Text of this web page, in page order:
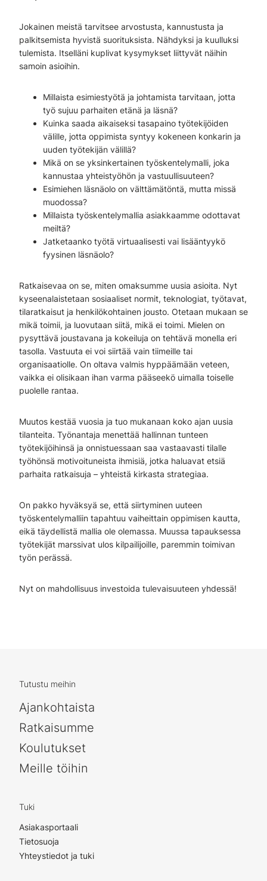
Jokainen meistä tarvitsee arvostusta, kannustusta ja
palkitsemista hyvistä suorituksista. Nähdyksi ja kuulluksi
tulemista. Itselläni kuplivat kysymykset liittyvät näihin
samoin asioihin.
Millaista esimiestyötä ja johtamista tarvitaan, jotta
työ sujuu parhaiten etänä ja läsnä?
Kuinka saada aikaiseksi tasapaino työtekijöiden
välille, jotta oppimista syntyy kokeneen konkarin ja
uuden työtekijän välillä?
Mikä on se yksinkertainen työskentelymalli, joka
kannustaa yhteistyöhön ja vastuullisuuteen?
Esimiehen läsnäolo on välttämätöntä, mutta missä
muodossa?
Millaista työskentelymallia asiakkaamme odottavat
meiltä?
Jatketaanko työtä virtuaalisesti vai lisääntyykö
fyysinen läsnäolo?
Ratkaisevaa on se, miten omaksumme uusia asioita. Nyt
kyseenalaistetaan sosiaaliset normit, teknologiat, työtavat,
tilaratkaisut ja henkilökohtainen jousto. Otetaan mukaan se
mikä toimii, ja luovutaan siitä, mikä ei toimi. Mielen on
pysyttävä joustavana ja kokeiluja on tehtävä monella eri
tasolla. Vastuuta ei voi siirtää vain tiimeille tai
organisaatiolle. On oltava valmis hyppäämään veteen,
vaikka ei olisikaan ihan varma pääseekö uimalla toiselle
puolelle rantaa.
Muutos kestää vuosia ja tuo mukanaan koko ajan uusia
tilanteita. Työnantaja menettää hallinnan tunteen
työtekijöihinsä ja onnistuessaan saa vastaavasti tilalle
työhönsä motivoituneista ihmisiä, jotka haluavat etsiä
parhaita ratkaisuja – yhteistä kirkasta strategiaa.
On pakko hyväksyä se, että siirtyminen uuteen
työskentelymalliin tapahtuu vaiheittain oppimisen kautta,
eikä täydellistä mallia ole olemassa. Muussa tapauksessa
työtekijät marssivat ulos kilpailijoille, paremmin toimivan
työn perässä.
Nyt on mahdollisuus investoida tulevaisuuteen yhdessä!
Tutustu meihin
Ajankohtaista
Ratkaisumme
Koulutukset
Meille töihin
Tuki
Asiakasportaali
Tietosuoja
Yhteystiedot ja tuki